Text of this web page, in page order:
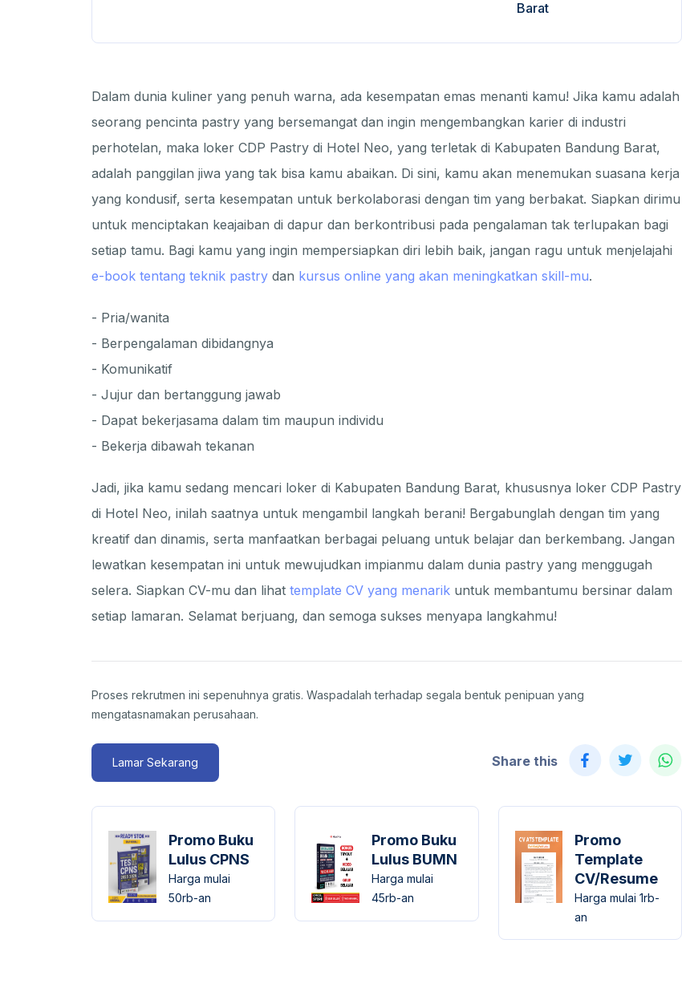
Barat
Dalam dunia kuliner yang penuh warna, ada kesempatan emas menanti kamu! Jika kamu adalah
seorang pencinta pastry yang bersemangat dan ingin mengembangkan karier di industri
perhotelan, maka loker CDP Pastry di Hotel Neo, yang terletak di Kabupaten Bandung Barat,
adalah panggilan jiwa yang tak bisa kamu abaikan. Di sini, kamu akan menemukan suasana kerja
yang kondusif, serta kesempatan untuk berkolaborasi dengan tim yang berbakat. Siapkan dirimu
untuk menciptakan keajaiban di dapur dan berkontribusi pada pengalaman tak terlupakan bagi
setiap tamu. Bagi kamu yang ingin mempersiapkan diri lebih baik, jangan ragu untuk menjelajahi
e-book tentang teknik pastry dan kursus online yang akan meningkatkan skill-mu.
- Pria/wanita
- Berpengalaman dibidangnya
- Komunikatif
- Jujur dan bertanggung jawab
- Dapat bekerjasama dalam tim maupun individu
- Bekerja dibawah tekanan
Jadi, jika kamu sedang mencari loker di Kabupaten Bandung Barat, khususnya loker CDP Pastry
di Hotel Neo, inilah saatnya untuk mengambil langkah berani! Bergabunglah dengan tim yang
kreatif dan dinamis, serta manfaatkan berbagai peluang untuk belajar dan berkembang. Jangan
lewatkan kesempatan ini untuk mewujudkan impianmu dalam dunia pastry yang menggugah
selera. Siapkan CV-mu dan lihat template CV yang menarik untuk membantumu bersinar dalam
setiap lamaran. Selamat berjuang, dan semoga sukses menyapa langkahmu!
Proses rekrutmen ini sepenuhnya gratis. Waspadalah terhadap segala bentuk penipuan yang
mengatasnamakan perusahaan.
Lamar Sekarang Share this
Promo Buku
Lulus CPNS
Harga mulai
50rb-an
Promo Buku
Lulus BUMN
Harga mulai
45rb-an
Promo
Template
CV/Resume
Harga mulai 1rb-
an